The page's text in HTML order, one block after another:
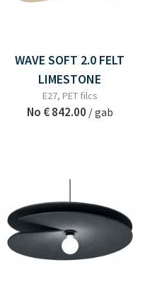
WAVE SOFT 2.0 FELT
LIMESTONE
E27, PET filcs
No € 842.00 / gab